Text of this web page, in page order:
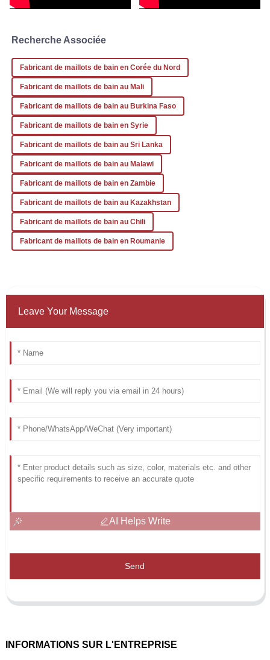
performances dès que j'ai commencé à utiliser ce produit.
08 Janvier 2026
Recherche Associée
Fabricant de maillots de bain en Corée du Nord
Fabricant de maillots de bain au Mali
Fabricant de maillots de bain au Burkina Faso
Fabricant de maillots de bain en Syrie
Fabricant de maillots de bain au Sri Lanka
Fabricant de maillots de bain au Malawi
Fabricant de maillots de bain en Zambie
Fabricant de maillots de bain au Kazakhstan
Fabricant de maillots de bain au Chili
Fabricant de maillots de bain en Roumanie
Leave Your Message
AI Helps Write
Send
INFORMATIONS SUR L'ENTREPRISE